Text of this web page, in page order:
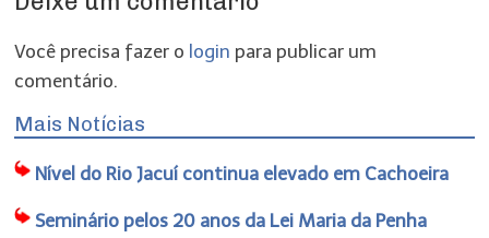
Você precisa fazer o login para publicar um
comentário.
Mais Notícias
Nível do Rio Jacuí continua elevado em Cachoeira
Seminário pelos 20 anos da Lei Maria da Penha